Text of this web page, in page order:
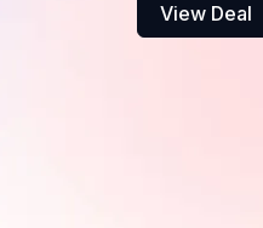
View Deal